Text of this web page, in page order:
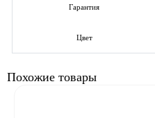
Гарантия
Цвет
Похожие товары